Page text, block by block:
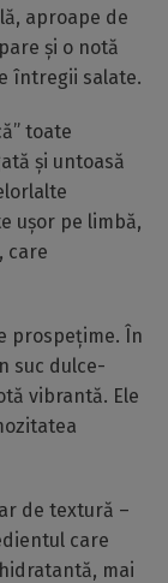
aproape de
și o notă
întregii salate.
toate
și untoasă
ușor pe limbă,
care
prospețime. În
suc dulce-
vibrantă. Ele
de textură –
care
mai